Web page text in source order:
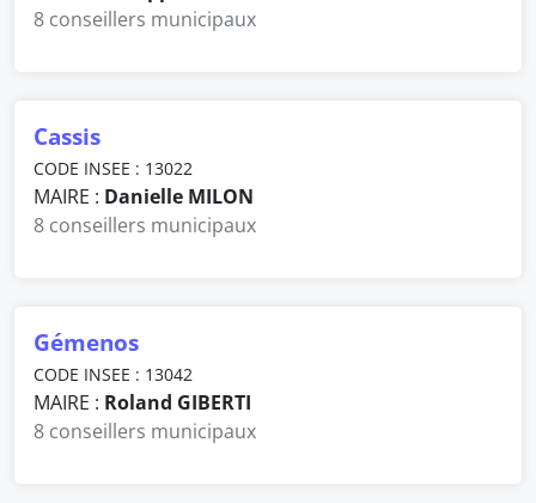
8 conseillers municipaux
Cassis
CODE INSEE : 13022
MAIRE : Danielle MILON
8 conseillers municipaux
Gémenos
CODE INSEE : 13042
MAIRE : Roland GIBERTI
8 conseillers municipaux